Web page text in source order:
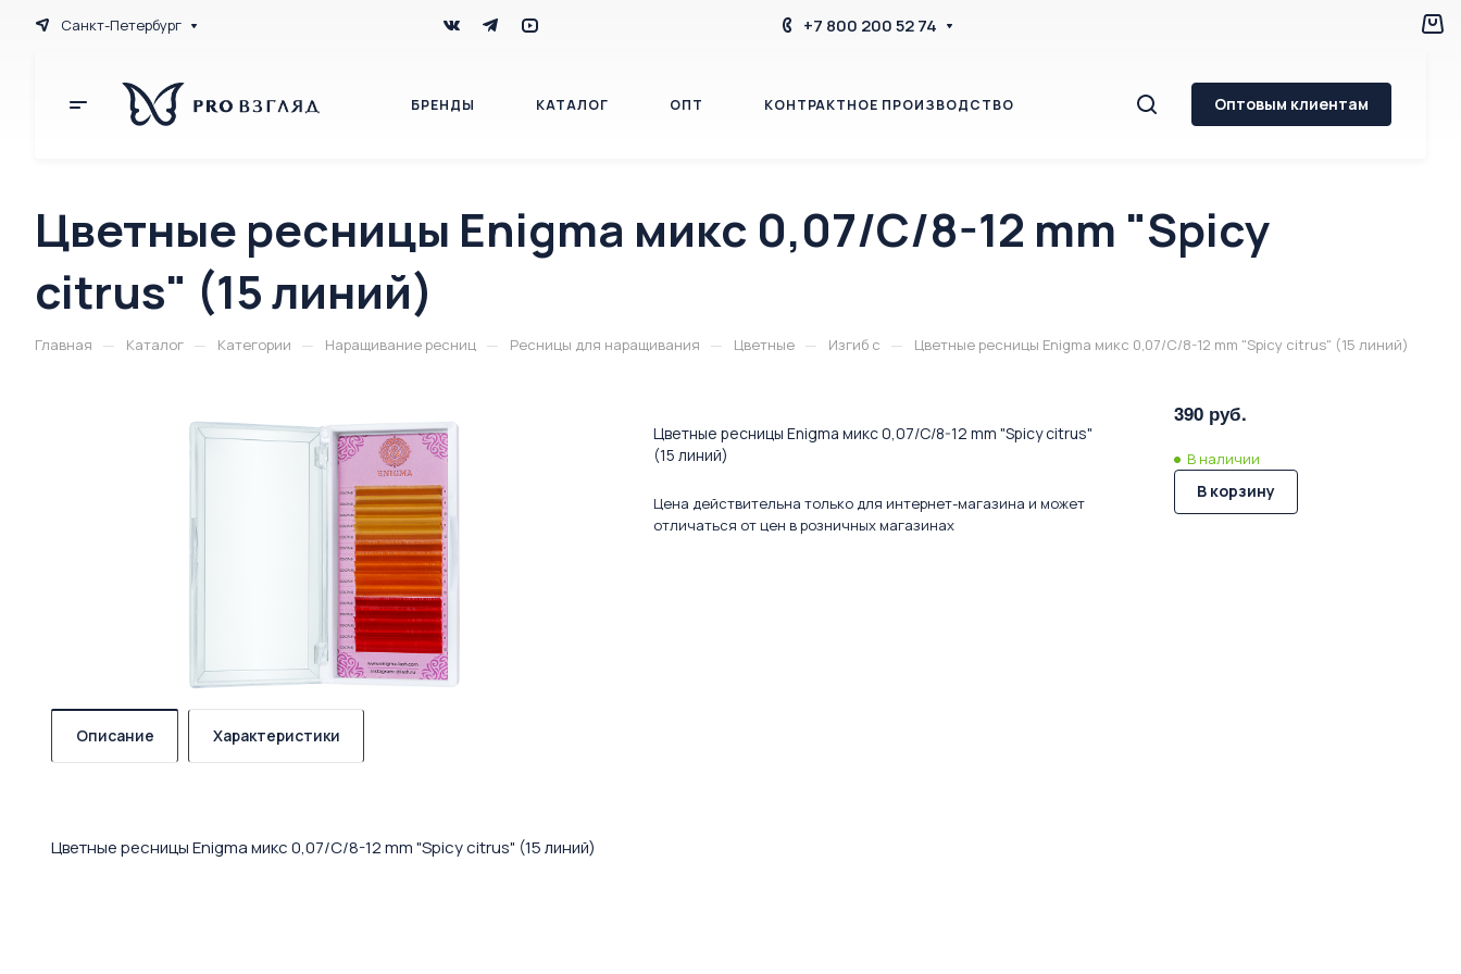
Санкт-Петербург +7 800 200 52 74
БРЕНДЫ КАТАЛОГ ОПТ КОНТРАКТНОЕ ПРОИЗВОДСТВО
КОНТАКТЫ
Оптовым клиентам
Цветные ресницы Enigma микс 0,07/C/8-12 mm "Spicy
citrus" (15 линий)
Главная — Каталог — Категории — Наращивание ресниц — Ресницы для наращивания — Цветные — Изгиб c — Цветные ресницы Enigma микс 0,07/C/8-12 mm "Spicy citrus" (15 линий)
Цветные ресницы Enigma микс 0,07/C/8-12 mm "Spicy citrus"
(15 линий)
Цена действительна только для интернет-магазина и может
отличаться от цен в розничных магазинах
390 руб.
В наличии
В корзину
Описание Характеристики
Цветные ресницы Enigma микс 0,07/C/8-12 mm "Spicy citrus" (15 линий)